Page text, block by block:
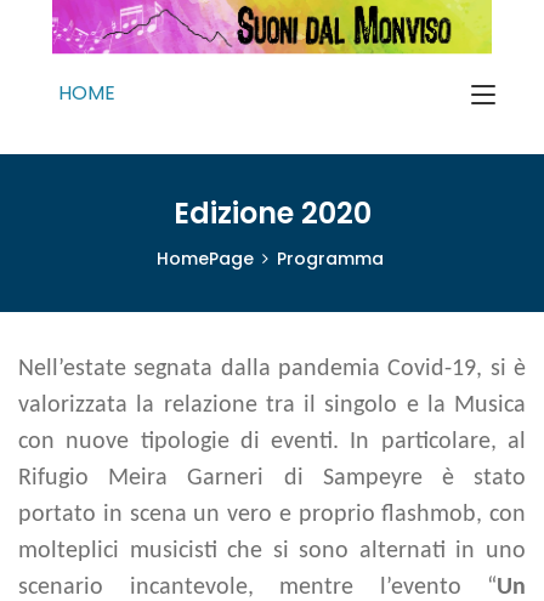
HOME
Edizione 2020
HomePage Programma
Nell’estate segnata dalla pandemia Covid-19, si è
valorizzata la relazione tra il singolo e la Musica
con nuove tipologie di eventi. In particolare, al
Rifugio Meira Garneri di Sampeyre è stato
portato in scena un vero e proprio flashmob, con
molteplici musicisti che si sono alternati in uno
scenario incantevole, mentre l’evento “Un